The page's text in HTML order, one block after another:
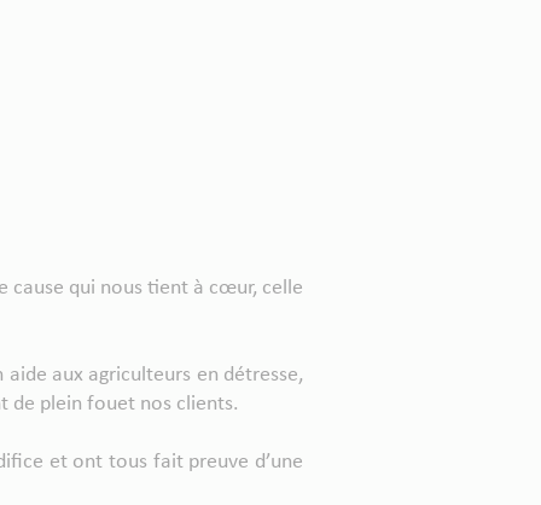
cause qui nous tient à cœur, celle
aux agriculteurs en détresse,
de plein fouet nos clients.
et ont tous fait preuve d’une